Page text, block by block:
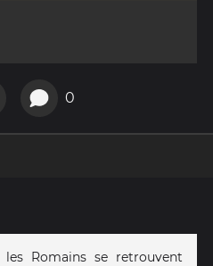
0
Romains se retrouvent